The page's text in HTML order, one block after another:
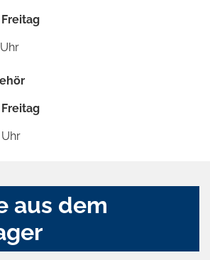
aus dem